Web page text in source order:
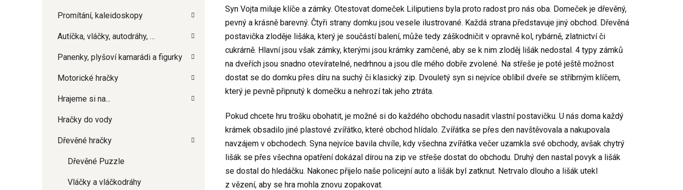
Promítání, kaleidoskopy
Autíčka, vláčky, autodráhy, …
Panenky, plyšoví kamarádi a figurky
Motorické hračky
Hrajeme si na...
Hračky do vody
Dřevěné hračky
Dřevěné Puzzle
Vláčky a vláčkodráhy
Syn Vojta miluje klíče a zámky. Otestovat domeček Liliputiens byla proto radost pro nás oba. Domeček je dřevěný,
pevný a krásně barevný. Čtyři strany domku jsou vesele ilustrované. Každá strana představuje jiný obchod. Dřevěná
postavička zloděje lišáka, který je součástí balení, může tedy záškodničit v opravně kol, rybárně, zlatnictví či
cukrárně. Hlavní jsou však zámky, kterými jsou krámky zamčené, aby se k nim zloděj lišák nedostal. 4 typy zámků
na dveřích jsou snadno otevíratelné, nedrhnou a jsou dle mého dobře zvolené. Na střeše je poté ještě možnost
dostat se do domku přes díru na suchý či klasický zip. Dvouletý syn si nejvíce oblíbil dveře se stříbrným klíčem,
který je pevně připnutý k domečku a nehrozí tak jeho ztráta.
Pokud chcete hru trošku obohatit, je možné si do každého obchodu nasadit vlastní postavičku. U nás doma každý
krámek obsadilo jiné plastové zvířátko, které obchod hlídalo. Zvířátka se přes den navštěvovala a nakupovala
navzájem v obchodech. Syna nejvíce bavila chvíle, kdy všechna zvířátka večer uzamkla své obchody, avšak chytrý
lišák se přes všechna opatření dokázal dírou na zip ve střeše dostat do obchodu. Druhý den nastal povyk a lišák
se dostal do hledáčku. Nakonec přijelo naše policejní auto a lišák byl zatknut. Netrvalo dlouho a lišák utekl
z vězení, aby se hra mohla znovu zopakovat.